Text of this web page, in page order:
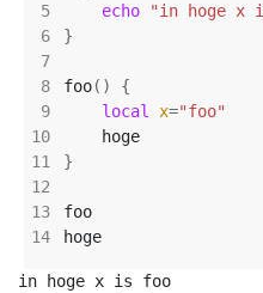
5
6
7
8
9
10
11
12
13
14
echo
"in hoge x
}
foo()
{
local x="foo"
}
in hoge x is foo